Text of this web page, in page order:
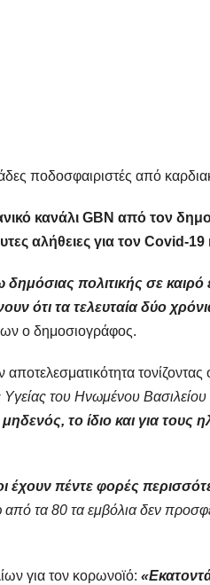
ποδοσφαιριστές από
κανάλι GBN από τον
αλήθειες για τον Covid-19
πολιτικής σε καιρό
ότι τα τελευταία δύο
ο δημοσιογράφος.
τονίζοντας
του Ηνωμένου Βασιλείου
το ίδιο και για τους
έχουν πέντε φορές
από τα 80 τα εμβόλια δεν
για τον κορωνοϊό: